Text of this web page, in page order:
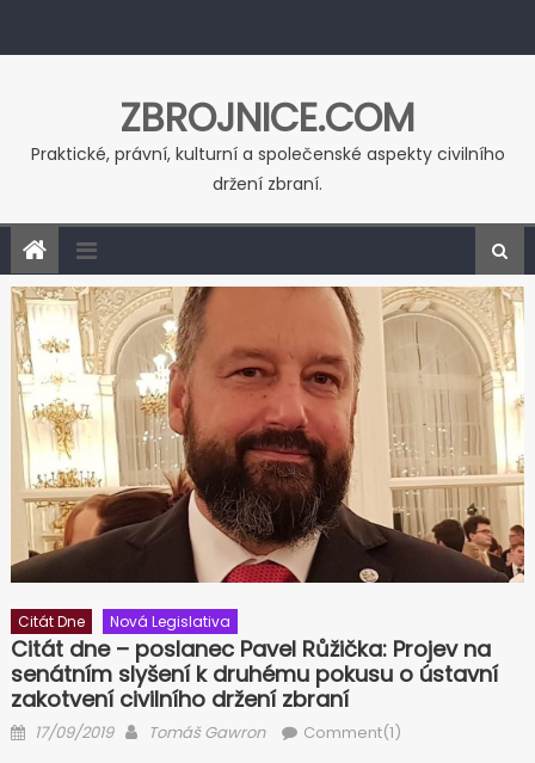
ZBROJNICE.COM
Praktické, právní, kulturní a společenské aspekty civilního
držení zbraní.
Citát Dne Nová Legislativa
Citát dne – poslanec Pavel Růžička: Projev na
senátním slyšení k druhému pokusu o ústavní
zakotvení civilního držení zbraní
Posted on
17/09/2019 Author
Tomáš Gawron Comment(1)